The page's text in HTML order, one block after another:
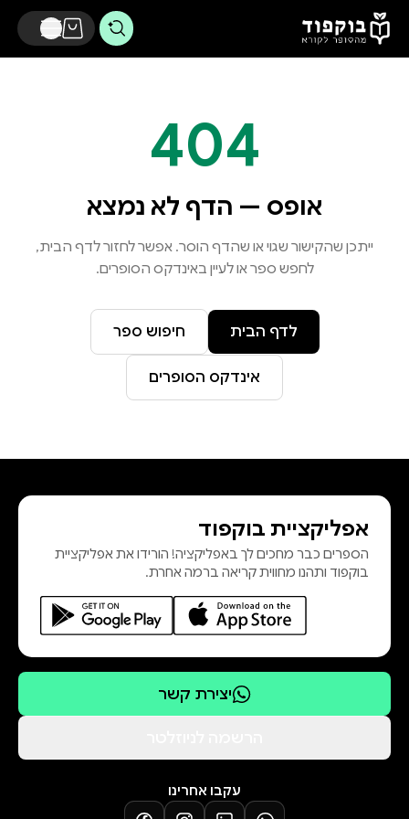
דלג לתוכן הראשי
404
אופס — הדף לא נמצא
ייתכן שהקישור שגוי או שהדף הוסר. אפשר לחזור לדף הבית,
לחפש ספר או לעיין באינדקס הסופרים.
לדף הבית חיפוש ספר
אינדקס הסופרים
אפליקציית בוקפוד
הספרים כבר מחכים לך באפליקציה! הורידו את אפליקציית
בוקפוד ותהנו מחווית קריאה ברמה אחרת.
יצירת קשר
עקבו אחרינו